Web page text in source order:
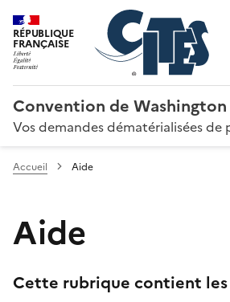
RÉPUBLIQUE
FRANÇAISE
Convention de Washington
Vos demandes dématérialisées
Accueil Aide
Aide
Cette rubrique contient